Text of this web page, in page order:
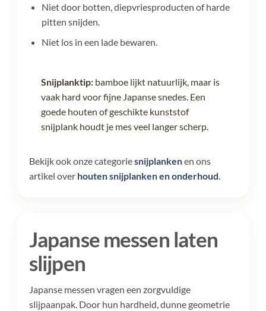
Niet door botten, diepvriesproducten of harde
pitten snijden.
Niet los in een lade bewaren.
Snijplanktip: bamboe lijkt natuurlijk, maar is
vaak hard voor fijne Japanse snedes. Een
goede houten of geschikte kunststof
snijplank houdt je mes veel langer scherp.
Bekijk ook onze categoriesnijplankenen ons
artikel over houten snijplanken en onderhoud.
Japanse messen laten
slijpen
Japanse messen vragen een zorgvuldige
slijpaanpak. Door hun hardheid, dunne geometrie